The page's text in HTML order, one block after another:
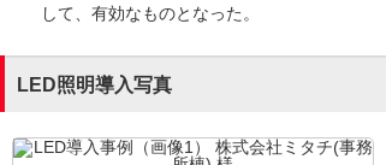
して、有効なものとなった。
LED照明導入写真